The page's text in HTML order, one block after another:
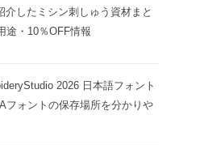
介したミシン刺しゅう資材まと
途・10％OFF情報
2026 日本語フォント
フォントの保存場所を分かりや